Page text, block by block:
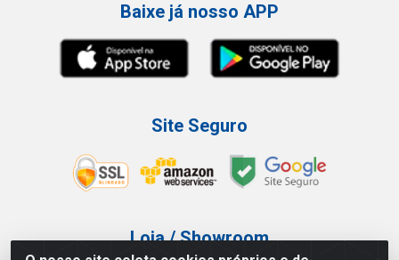
Baixe já nosso APP
Site Seguro
Loja / Showroom